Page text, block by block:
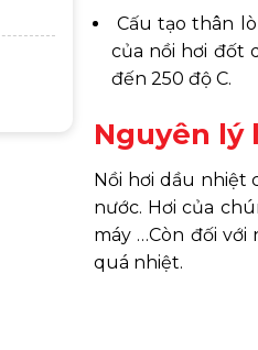
Cấu tạo thân
của nồi hơi đốt
đến 250 độ C.
Nguyên lý
Nồi hơi dầu nhiệt
nước. Hơi của
máy …Còn đối
quá nhiệt.